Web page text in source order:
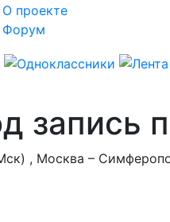
О проекте
Форум
запись
, Москва –